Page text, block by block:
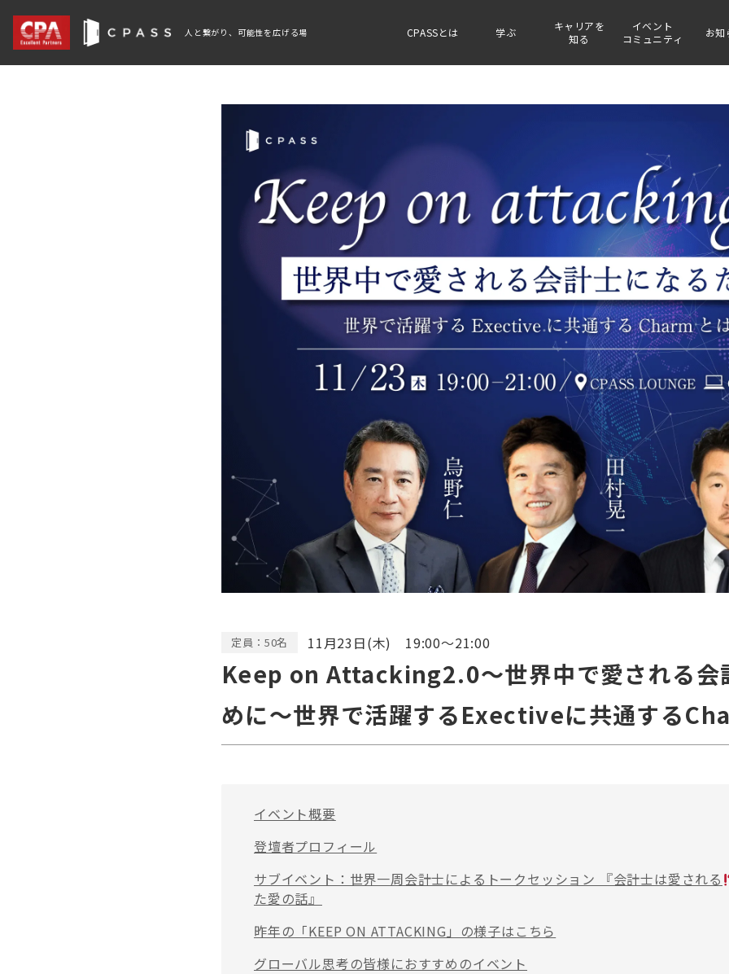
人と繋がり、可能性を広げる場 CPASSとは 学ぶ
キャリアを
知る
イベント
コミュニティ
お知
定員：50名 11月23日(木) 19:00～21:00
Keep on Attacking2.0～世界中で愛される会
めに～世界で活躍するExectiveに共通する
イベント概要
登壇者プロフィール
サブイベント：世界一周会計士によるトークセッション 『会計士は愛される
た愛の話』
昨年の「KEEP ON ATTACKING」の様子はこちら
グローバル思考の皆様におすすめのイベント